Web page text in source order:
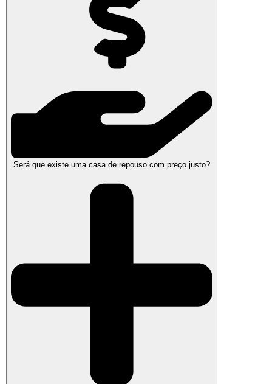
Será que existe uma casa de repouso com preço justo?